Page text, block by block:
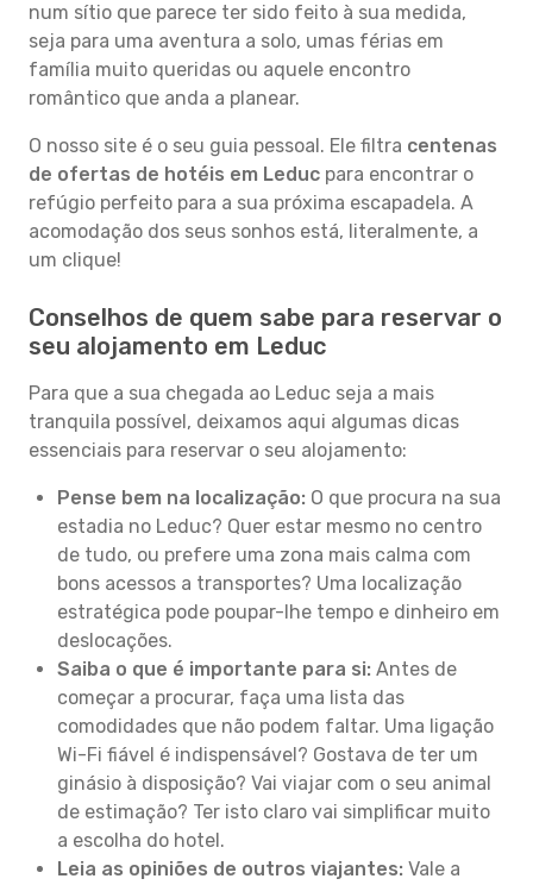
num sítio que parece ter sido feito à sua medida,
seja para uma aventura a solo, umas férias em
família muito queridas ou aquele encontro
romântico que anda a planear.
O nosso site é o seu guia pessoal. Ele filtra centenas
de ofertas de hotéis em Leduc para encontrar o
refúgio perfeito para a sua próxima escapadela. A
acomodação dos seus sonhos está, literalmente, a
um clique!
Conselhos de quem sabe para reservar o
seu alojamento em Leduc
Para que a sua chegada ao Leduc seja a mais
tranquila possível, deixamos aqui algumas dicas
essenciais para reservar o seu alojamento:
Pense bem na localização: O que procura na sua
estadia no Leduc? Quer estar mesmo no centro
de tudo, ou prefere uma zona mais calma com
bons acessos a transportes? Uma localização
estratégica pode poupar-lhe tempo e dinheiro em
deslocações.
Saiba o que é importante para si: Antes de
começar a procurar, faça uma lista das
comodidades que não podem faltar. Uma ligação
Wi-Fi fiável é indispensável? Gostava de ter um
ginásio à disposição? Vai viajar com o seu animal
de estimação? Ter isto claro vai simplificar muito
a escolha do hotel.
Leia as opiniões de outros viajantes: Vale a